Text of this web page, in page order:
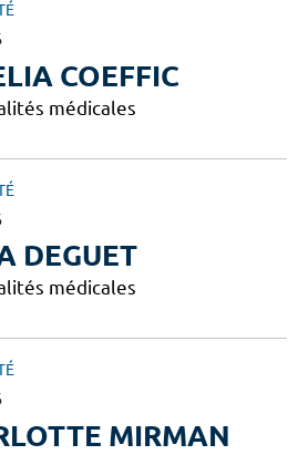
COEFFIC
médicales
DEGUET
médicales
MIRMAN